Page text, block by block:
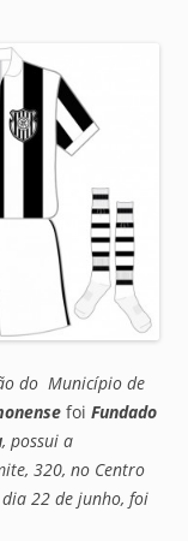
do Município de
foi Fundado
, possui a
320, no Centro
22 de junho, foi